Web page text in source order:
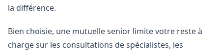
la différence.
Bien choisie, une mutuelle senior limite votre reste à
charge sur les consultations de spécialistes, les